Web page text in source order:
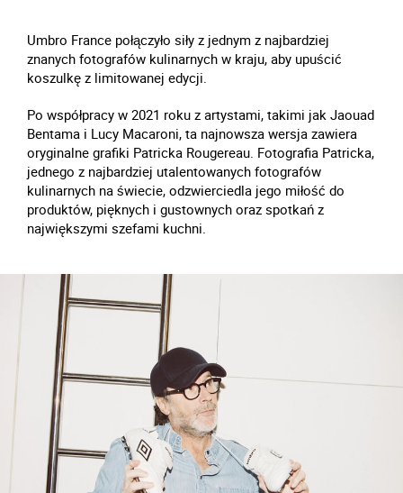
Umbro France połączyło siły z jednym z najbardziej
znanych fotografów kulinarnych w kraju, aby upuścić
koszulkę z limitowanej edycji.
Po współpracy w 2021 roku z artystami, takimi jak Jaouad
Bentama i Lucy Macaroni, ta najnowsza wersja zawiera
oryginalne grafiki Patricka Rougereau. Fotografia Patricka,
jednego z najbardziej utalentowanych fotografów
kulinarnych na świecie, odzwierciedla jego miłość do
produktów, pięknych i gustownych oraz spotkań z
największymi szefami kuchni.